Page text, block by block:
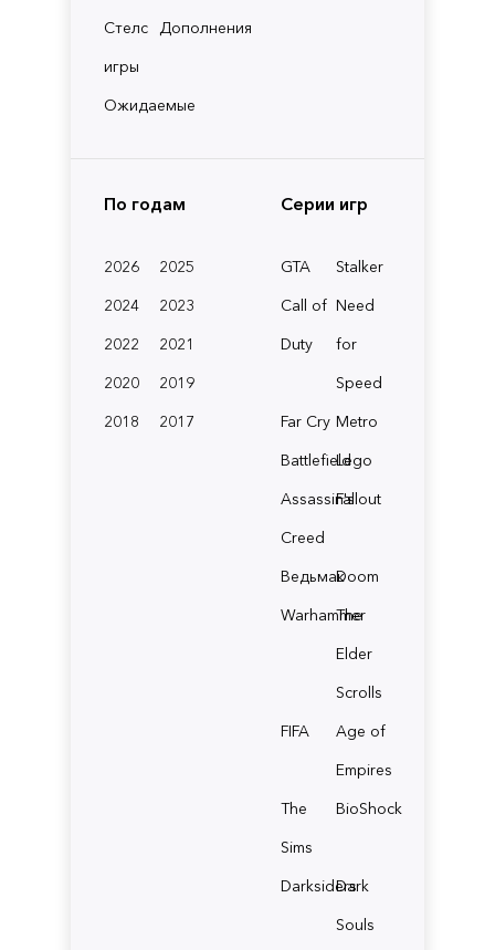
Стелс
игры
Дополнения
Ожидаемые
По годам
2026
2025
2024
2023
2022
2021
2020
2019
2018
2017
Серии игр
GTA
Stalker
Call of
Duty
Need
for
Speed
Far Cry Metro
BattlefieldLego
Assassin's
Creed
Fallout
ВедьмакDoom
Warhammer
The
Elder
Scrolls
FIFA
Age of
Empires
The
Sims
BioShock
Darksiders
Dark
Souls